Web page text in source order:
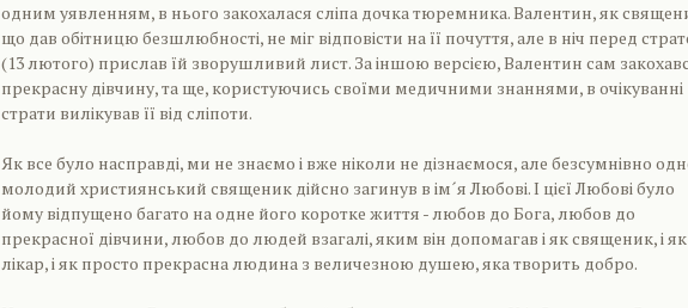
одним уявленням, в нього закохалася сліпа дочка тюремника. Валентин, як
що дав обітницю безшлюбності, не міг відповісти на її почуття, але в ніч перед
(13 лютого) прислав їй зворушливий лист. За іншою версією, Валентин сам
прекрасну дівчину, та ще, користуючись своїми медичними знаннями, в очікуванні
страти вилікував її від сліпоти.
Як все було насправді, ми не знаємо і вже ніколи не дізнаємося, але безсумнівно
молодий християнський священик дійсно загинув в ім´я Любові. І цієї Любові було
йому відпущено багато на одне його коротке життя - любов до Бога, любов до
прекрасної дівчини, любов до людей взагалі, яким він допомагав і як священик, і як
лікар, і як просто прекрасна людина з величезною душею, яка творить добро.